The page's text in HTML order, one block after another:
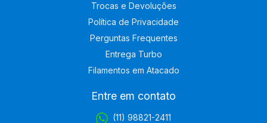
Trocas e Devoluções
Política de Privacidade
Perguntas Frequentes
Entrega Turbo
Filamentos em Atacado
Entre em contato
(11) 98821-2411